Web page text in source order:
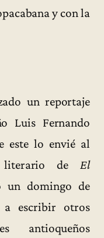
y con la
un reportaje
Luis Fernando
este lo envié al
literario de El
domingo de
a escribir otros
antioqueños